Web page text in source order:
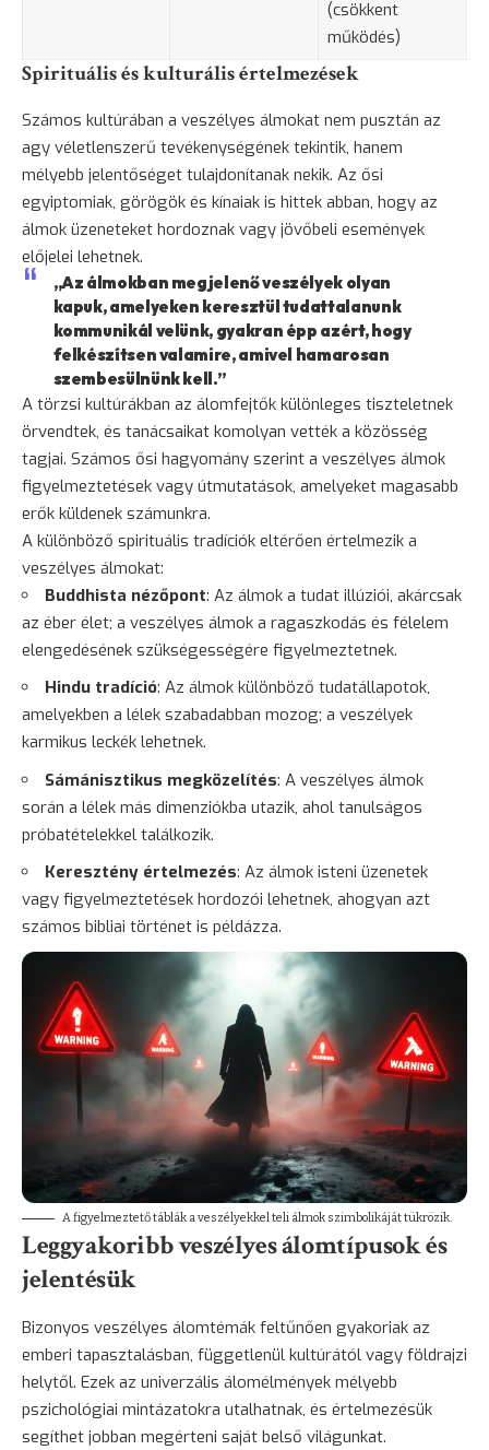
(csökkent
működés)
Spirituális és kulturális értelmezések
Számos kultúrában a veszélyes álmokat nem pusztán az
agy véletlenszerű tevékenységének tekintik, hanem
mélyebb jelentőséget tulajdonítanak nekik. Az ősi
egyiptomiak, görögök és kínaiak is hittek abban, hogy az
álmok üzeneteket hordoznak vagy jövőbeli események
előjelei lehetnek.
„Az álmokban megjelenő veszélyek olyan
kapuk, amelyeken keresztül tudattalanunk
kommunikál velünk, gyakran épp azért, hogy
felkészítsen valamire, amivel hamarosan
szembesülnünk kell.”
A törzsi kultúrákban az álomfejtők különleges tiszteletnek
örvendtek, és tanácsaikat komolyan vették a közösség
tagjai. Számos ősi hagyomány szerint a veszélyes álmok
figyelmeztetések vagy útmutatások, amelyeket magasabb
erők küldenek számunkra.
A különböző spirituális tradíciók eltérően értelmezik a
veszélyes álmokat:
Buddhista nézőpont: Az álmok a tudat illúziói, akárcsak
az éber élet; a veszélyes álmok a ragaszkodás és félelem
elengedésének szükségességére figyelmeztetnek.
Hindu tradíció: Az álmok különböző tudatállapotok,
amelyekben a lélek szabadabban mozog; a veszélyek
karmikus leckék lehetnek.
Sámánisztikus megközelítés: A veszélyes álmok
során a lélek más dimenziókba utazik, ahol tanulságos
próbatételekkel találkozik.
Keresztény értelmezés: Az álmok isteni üzenetek
vagy figyelmeztetések hordozói lehetnek, ahogyan azt
számos bibliai történet is példázza.
A figyelmeztető táblák a veszélyekkel teli álmok szimbolikáját tükrözik.
Leggyakoribb veszélyes álomtípusok és
jelentésük
Bizonyos veszélyes álomtémák feltűnően gyakoriak az
emberi tapasztalásban, függetlenül kultúrától vagy földrajzi
helytől. Ezek az univerzális álomélmények mélyebb
pszichológiai mintázatokra utalhatnak, és értelmezésük
segíthet jobban megérteni saját belső világunkat.